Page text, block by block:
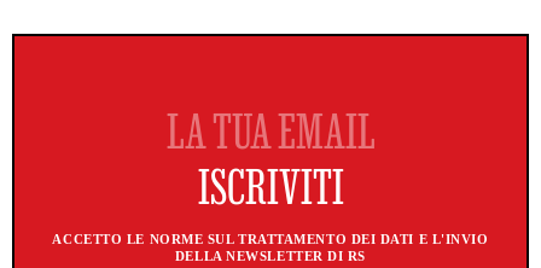
ACCETTO LE NORME SUL TRATTAMENTO DEI DATI E L'INVIO
DELLA NEWSLETTER DI RS